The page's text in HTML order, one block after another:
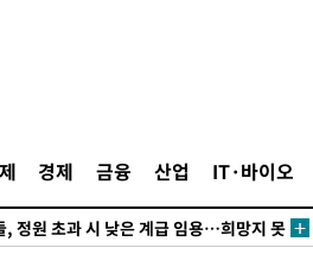
경제 금융 산업 IT·바이오
감사' 유병호 구속기소
권 폭염중대경보, 폭염경보로 하향
, 정원 초과 시 낮은 계급 임용…희망지 못